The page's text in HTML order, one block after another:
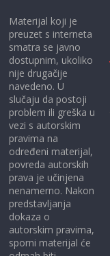
Materijal koji je
preuzet s interneta
smatra se javno
dostupnim, ukoliko
nije drugačije
navedeno. U
slučaju da postoji
problem ili greška u
vezi s autorskim
pravima na
određeni materijal,
povreda autorskih
prava je učinjena
nenamerno. Nakon
predstavljanja
dokaza o
autorskim pravima,
sporni materijal će